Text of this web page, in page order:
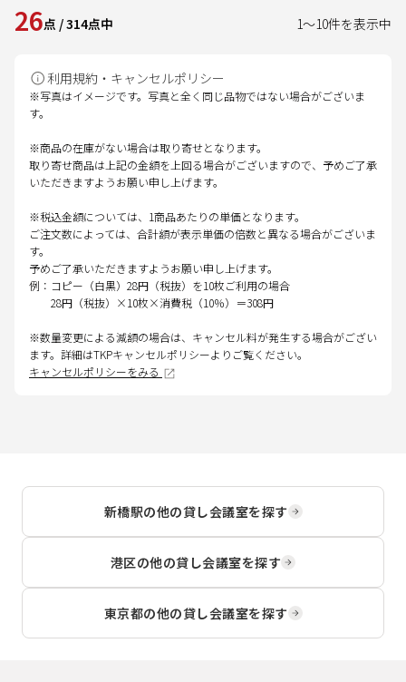
26点 /314点中 1～10件を表示中
利用規約・キャンセルポリシー
※写真はイメージです。写真と全く同じ品物ではない場合がございま
す。
※商品の在庫がない場合は取り寄せとなります。
取り寄せ商品は上記の金額を上回る場合がございますので、予めご了承
いただきますようお願い申し上げます。
※税込金額については、1商品あたりの単価となります。
ご注文数によっては、合計額が表示単価の倍数と異なる場合がございま
す。
予めご了承いただきますようお願い申し上げます。
例：コピー（白黒）28円（税抜）を10枚ご利用の場合
28円（税抜）×10枚×消費税（10％）＝308円
※数量変更による減額の場合は、キャンセル料が発生する場合がござい
ます。詳細はTKPキャンセルポリシーよりご覧ください。
キャンセルポリシーをみる
新橋駅の他の貸し会議室を探す
港区の他の貸し会議室を探す
東京都の他の貸し会議室を探す